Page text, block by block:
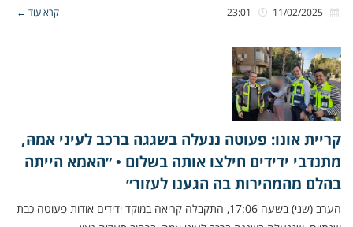
קרא עוד ←
קריית אונו: פעוטה ננעלה בשגגה ברכב לעיני אמהּ,
מתנדבי ידידים חילצו אותה בשלום • ״האמא הייתה
בהלם מהמהירות בה הגענו לעזור״
הערב (שני) בשעה 17:06, התקבלה קריאה במוקד ידידים אודות פעוטה כבת